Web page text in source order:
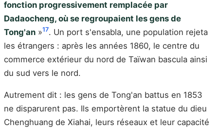
fonction progressivement remplacée par
Dadaocheng, où se regroupaient les gens de
Tong'an »17. Un port s'ensabla, une population rejeta
les étrangers : après les années 1860, le centre du
commerce extérieur du nord de Taïwan bascula ainsi
du sud vers le nord.
Autrement dit : les gens de Tong'an battus en 1853
ne disparurent pas. Ils emportèrent la statue du dieu
Chenghuang de Xiahai, leurs réseaux et leur capacité